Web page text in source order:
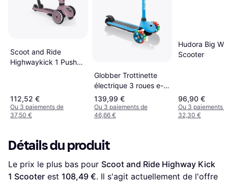
Scoot and Ride
Highwaykick 1 Push
112,52 €
Ou 3 paiements de
37,50 €
Globber Trottinette
électrique 3 roues e-
motion
139,99 €
Ou 3 paiements de
46,66 €
Hudora Big
Scooter
96,90 €
Ou 3 paiements
32,30 €
Détails du produit
Le prix le plus bas pour Scoot and Ride Highway Kick
1 Scooter est 108,49 €. Il s'agit actuellement de l'offre